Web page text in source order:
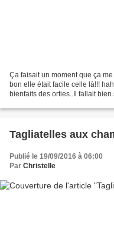
Ça faisait un moment que ça
bon elle était facile celle là!!!
bienfaits des orties..Il fallait
Tagliatelles aux
Publié le 19/09/2016 à 06:00
Par Christelle